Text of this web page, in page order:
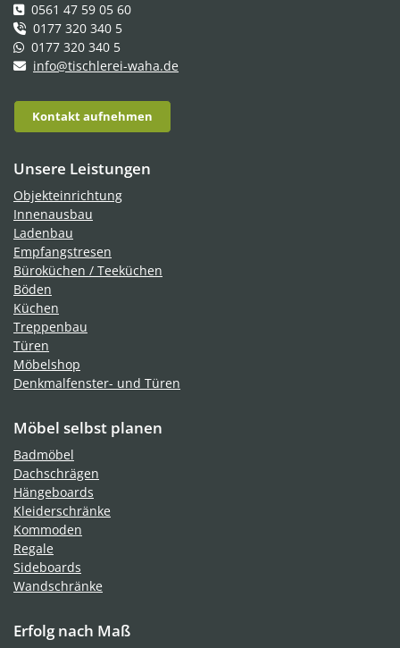
0561 47 59 05 60
0177 320 340 5
0177 320 340 5
info@tischlerei-waha.de
Kontakt aufnehmen
Unsere Leistungen
Objekteinrichtung
Innenausbau
Ladenbau
Empfangstresen
Büroküchen / Teeküchen
Böden
Küchen
Treppenbau
Türen
Möbelshop
Denkmalfenster- und Türen
Möbel selbst planen
Badmöbel
Dachschrägen
Hängeboards
Kleiderschränke
Kommoden
Regale
Sideboards
Wandschränke
Erfolg nach Maß